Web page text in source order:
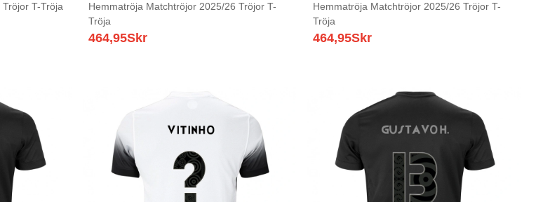
T-Tröja
Hemmatröja Matchtröjor 2025/26 Tröjor T-
Tröja
464,95Skr
Hemmatröja Matchtröjor 2025/26 Tröjor T-
Tröja
464,95Skr